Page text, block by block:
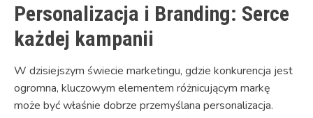
Personalizacja i Branding: Serce
każdej kampanii
W dzisiejszym świecie marketingu, gdzie konkurencja jest
ogromna, kluczowym elementem różnicującym markę
może być właśnie dobrze przemyślana personalizacja.